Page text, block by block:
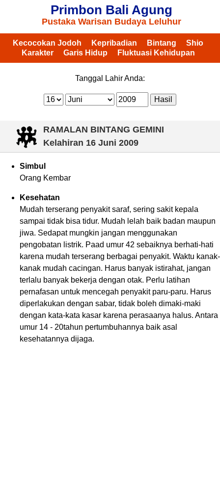
Primbon Bali Agung
Pustaka Warisan Budaya Leluhur
Kecocokan Jodoh Kepribadian Bintang
Shio
Karakter
Garis Hidup Fluktuasi Kehidupan
Tanggal Lahir Anda:
RAMALAN BINTANG GEMINI
Kelahiran 16 Juni 2009
Simbul
Orang Kembar
Kesehatan
Mudah terserang penyakit saraf, sering sakit kepala
sampai tidak bisa tidur. Mudah lelah baik badan maupun
jiwa. Sedapat mungkin jangan menggunakan
pengobatan listrik. Paad umur 42 sebaiknya berhati-hati
karena mudah terserang berbagai penyakit. Waktu kanak-
kanak mudah cacingan. Harus banyak istirahat, jangan
terlalu banyak bekerja dengan otak. Perlu latihan
pernafasan untuk mencegah penyakit paru-paru. Harus
diperlakukan dengan sabar, tidak boleh dimaki-maki
dengan kata-kata kasar karena perasaanya halus. Antara
umur 14 - 20tahun pertumbuhannya baik asal
kesehatannya dijaga.